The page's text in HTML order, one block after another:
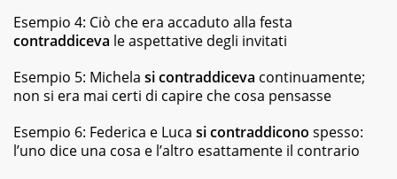
Esempio 4: Ciò che era accaduto alla festa
contraddiceva le aspettative degli invitati
Esempio 5: Michela si contraddiceva continuamente;
non si era mai certi di capire che cosa pensasse
Esempio 6: Federica e Luca si contraddicono spesso:
l’uno dice una cosa e l’altro esattamente il contrario